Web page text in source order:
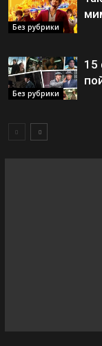
Без рубрики
Без рубрики
15